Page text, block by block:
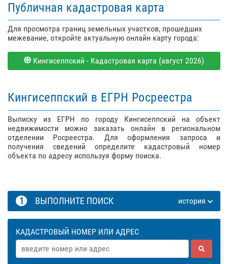
Публичная кадастровая карта
Для просмотра границ земельных участков, прошедших
межевание, откройте актуальную онлайн карту города:
Кингисеппский - Кадастровая карта (август 2026)
Кингисеппский в ЕГРН Росреестра
Выписку из ЕГРН по городу Кингисеппский на объект
недвижимости можно заказать онлайн в региональном
отделении Росреестра. Для оформления запроса и
получения сведений определите кадастровый номер
объекта по адресу используя форму поиска.
1 ВЫПОЛНИТЕ ПОИСК история
КАДАСТРОВЫЙ НОМЕР ИЛИ АДРЕС